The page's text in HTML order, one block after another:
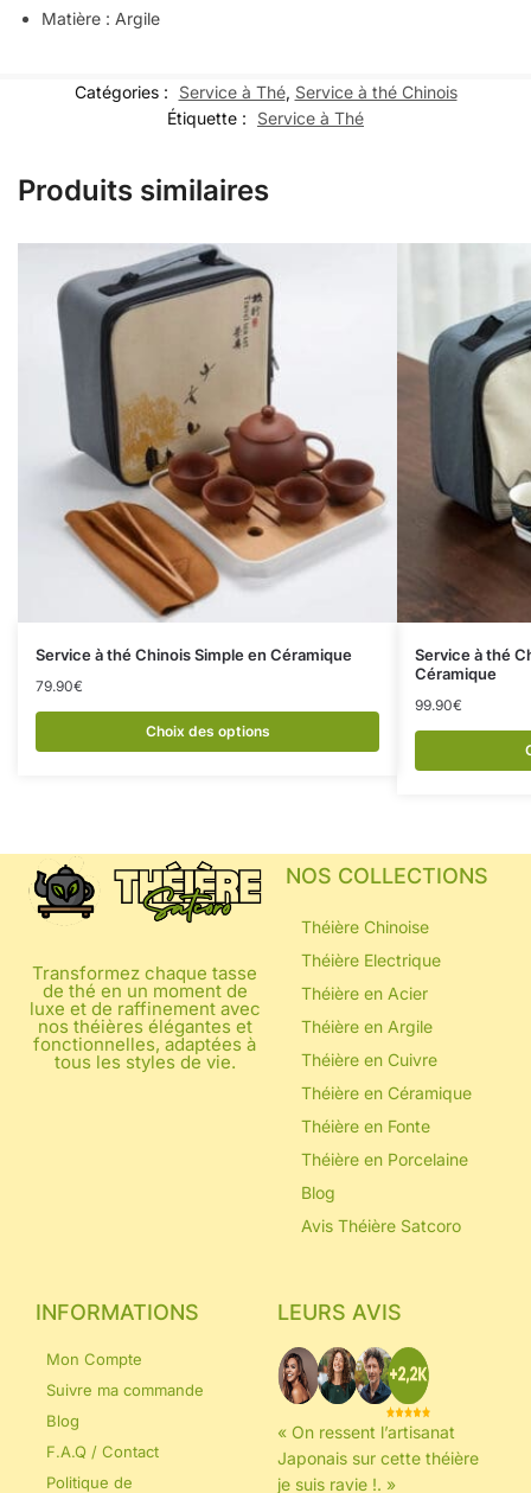
Matière : Argile
Catégories : Service à Thé, Service à thé Chinois
Étiquette :
Service à Thé
Produits similaires
Service à thé Chinois Simple en Céramique
79.90€
Choix des options
Service à thé
Céramique
99.90€
Transformez chaque tasse
de thé en un moment de
luxe et de raffinement avec
nos théières élégantes et
fonctionnelles, adaptées à
tous les styles de vie.
NOS COLLECTIONS
Théière Chinoise
Théière Electrique
Théière en Acier
Théière en Argile
Théière en Cuivre
Théière en Céramique
Théière en Fonte
Théière en Porcelaine
Blog
Avis Théière Satcoro
INFORMATIONS
Mon Compte
Suivre ma commande
Blog
F.A.Q / Contact
Politique de
LEURS AVIS
« On ressent l’artisanat
Japonais sur cette théière
je suis ravie !. »